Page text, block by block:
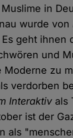
in
wurde von
geht ihnen
und
zu
verdorben
Interaktivals
ist der
als